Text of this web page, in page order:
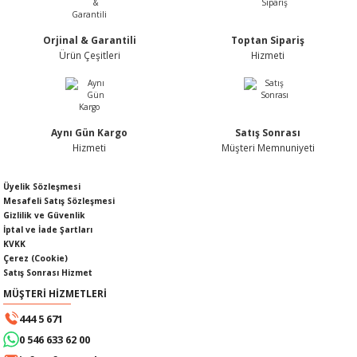
ÜRÜNLERİ
Orjinal & Garantili
Ürün Çeşitleri
Toptan Sipariş
Hizmeti
Aynı Gün Kargo
Hizmeti
Satış Sonrası
Müşteri Memnuniyeti
Üyelik Sözleşmesi
Mesafeli Satış Sözleşmesi
Gizlilik ve Güvenlik
İptal ve İade Şartları
KVKK
Çerez (Cookie)
Satış Sonrası Hizmet
MÜŞTERİ HİZMETLERİ
444 5 671
0 546 633 62 00